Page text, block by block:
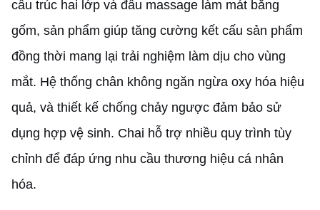
cấu trúc hai lớp và đầu massage làm mát bằng
gốm, sản phẩm giúp tăng cường kết cấu sản phẩm
đồng thời mang lại trải nghiệm làm dịu cho vùng
mắt. Hệ thống chân không ngăn ngừa oxy hóa hiệu
quả, và thiết kế chống chảy ngược đảm bảo sử
dụng hợp vệ sinh. Chai hỗ trợ nhiều quy trình tùy
chỉnh để đáp ứng nhu cầu thương hiệu cá nhân
hóa.